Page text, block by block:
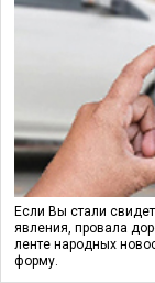
Если Вы стали
явления, провала
ленте народных
форму.